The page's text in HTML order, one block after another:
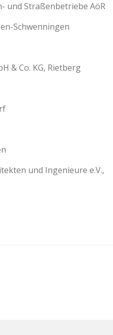
und Straßenbetriebe AöR
Schwenningen
& Co. KG, Rietberg
und Ingenieure e.V.,